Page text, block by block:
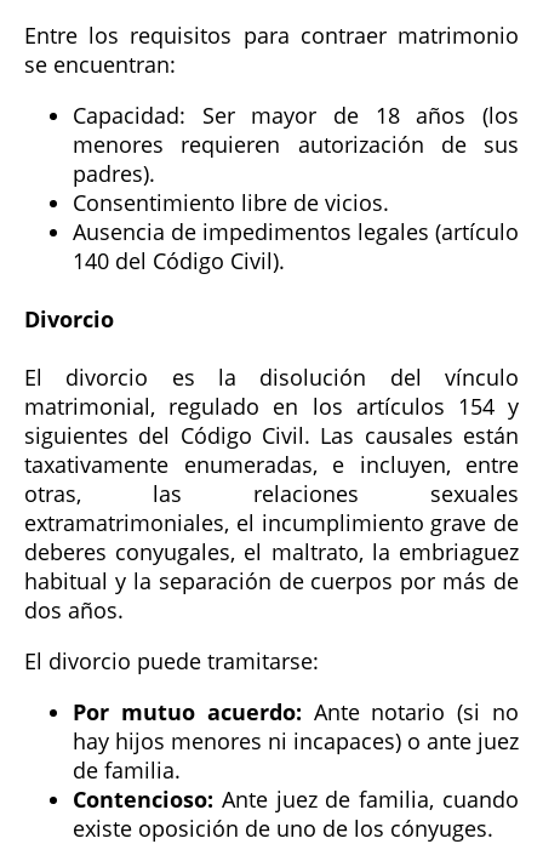
Entre los requisitos para contraer matrimonio
se encuentran:
Capacidad: Ser mayor de 18 años (los
menores requieren autorización de sus
padres).
Consentimiento libre de vicios.
Ausencia de impedimentos legales (artículo
140 del Código Civil).
Divorcio
El divorcio es la disolución del vínculo
matrimonial, regulado en los artículos 154 y
siguientes del Código Civil. Las causales están
taxativamente enumeradas, e incluyen, entre
otras, las relaciones sexuales
extramatrimoniales, el incumplimiento grave de
deberes conyugales, el maltrato, la embriaguez
habitual y la separación de cuerpos por más de
dos años.
El divorcio puede tramitarse:
Por mutuo acuerdo: Ante notario (si no
hay hijos menores ni incapaces) o ante juez
de familia.
Contencioso: Ante juez de familia, cuando
existe oposición de uno de los cónyuges.